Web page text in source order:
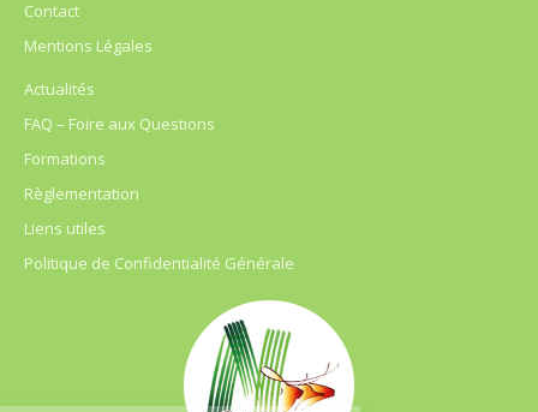
Contact
Mentions Légales
Actualités
FAQ – Foire aux Questions
Formations
Règlementation
Liens utiles
Politique de Confidentialité Générale